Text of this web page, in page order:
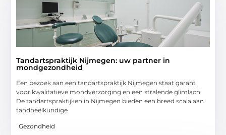
Tandartspraktijk Nijmegen: uw partner in
mondgezondheid
Een bezoek aan een tandartspraktijk Nijmegen staat garant
voor kwalitatieve mondverzorging en een stralende glimlach.
De tandartspraktijken in Nijmegen bieden een breed scala aan
tandheelkundige
Gezondheid